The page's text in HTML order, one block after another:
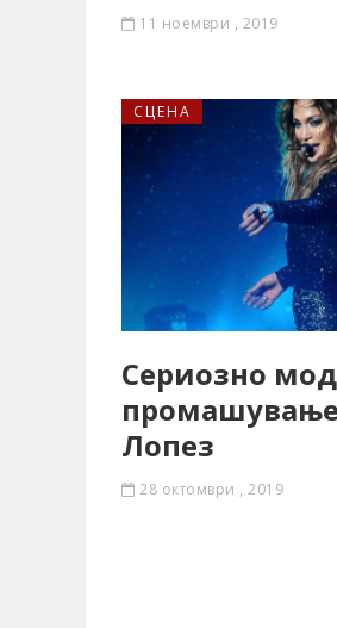
11 ноември , 2019
СЦЕНА
Сериозно
Лопез
28 октомври , 2019